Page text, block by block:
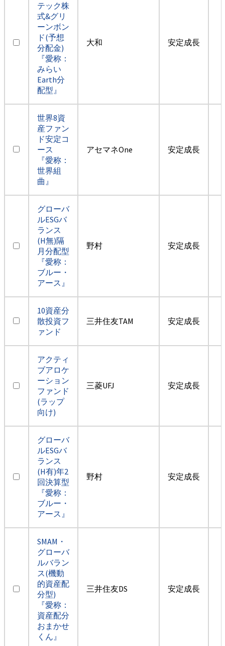
テック株
式&グリ
ーンボン
ド(予想
分配金)
『愛称：
みらい
Earth分
配型』
大和 安定成長
世界8資
産ファン
ド安定コ
ース
『愛称：
世界組
曲』
アセマネOne 安定成長
グローバ
ルESGバ
ランス
(H無)隔
月分配型
『愛称：
ブルー・
アース』
野村 安定成長
10資産分
散投資フ
ァンド
三井住友TAM 安定成長
アクティ
ブアロケ
ーション
ファンド
(ラップ
向け)
三菱UFJ 安定成長
グローバ
ルESGバ
ランス
(H有)年2
回決算型
『愛称：
ブルー・
アース』
野村 安定成長
SMAM・
グローバ
ルバラン
ス(機動
的資産配
分型)
『愛称：
資産配分
おまかせ
くん』
三井住友DS 安定成長